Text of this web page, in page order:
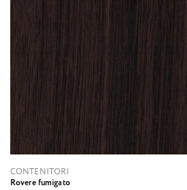
CONTENITORI
Rovere fumigato